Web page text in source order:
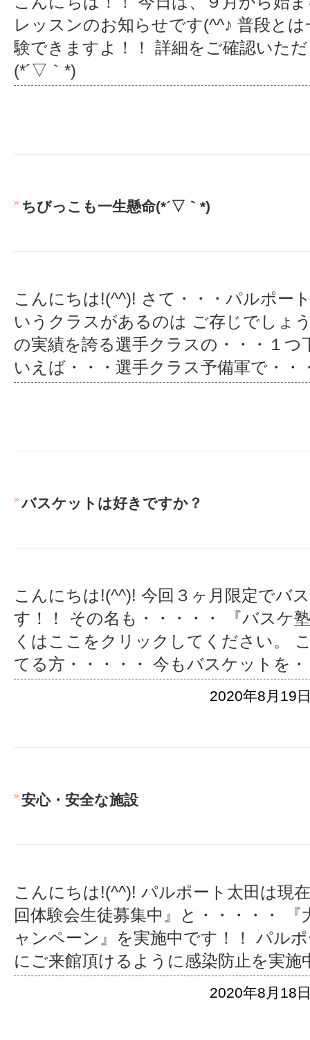
レッスンのお知らせです(^^♪ 普段と
験できますよ！！ 詳細をご確認いた
(*´▽｀*)
ちびっこも一生懸命(*´▽｀*)
こんにちは!(^^)! さて・・・パルポー
いうクラスがあるのは ご存じでしょ
の実績を誇る選手クラスの・・・１
いえば・・・選手クラス予備軍で ・
バスケットは好きですか？
こんにちは!(^^)! 今回３ヶ月限定でバ
す！！ その名も・・・・・ 『バスケ
くはここをクリックしてください。
てる方・・・・・ 今もバスケットを
2020年8月19
安心・安全な施設
こんにちは!(^^)! パルポート太田は現
回体験会生徒募集中』と・・・・・
ャンペーン』を実施中です！！ パル
にご来館頂けるように感染防止を実施
2020年8月18